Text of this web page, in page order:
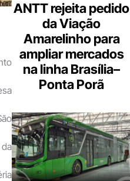
ANTT rejeita pedido
da Viação
Amarelinho para
ampliar mercados
na linha Brasília–
Ponta Porã